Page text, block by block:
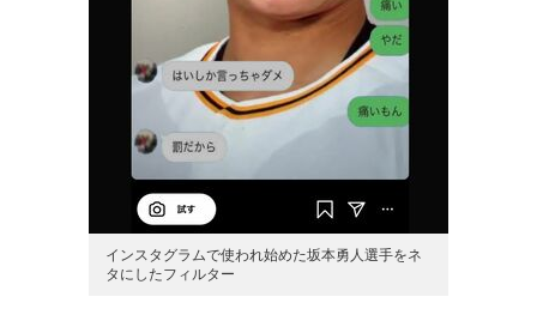
インスタグラムで使われ始めた坂本勇人選手をネ
タにしたフィルター